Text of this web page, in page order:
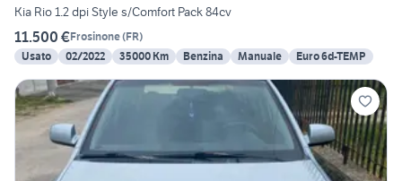
Kia Rio 1.2 dpi Style s/Comfort Pack 84cv
11.500 €Frosinone(FR)
Usato
02/2022 35000 Km Benzina Manuale Euro 6d-TEMP